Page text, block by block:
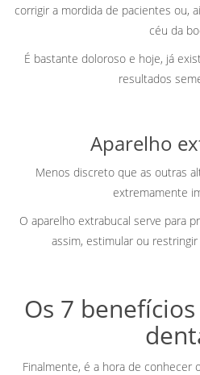
corrigir a mordida de pacientes ou,
céu da
É bastante doloroso e hoje, já
resultados
Aparelho
Menos discreto que as outras
extremamente
O aparelho extrabucal serve para
assim, estimular ou
Os 7
Finalmente, é a hora de conhecer